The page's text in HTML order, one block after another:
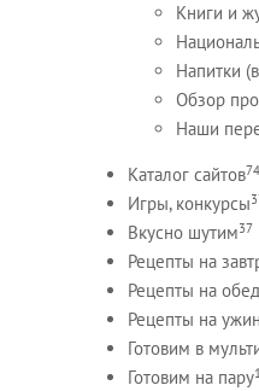
Книги и
Напитки
Обзор
Наши
Каталог сайтов74
Игры, конкурсы
Вкусно шутим37
Рецепты на
Рецепты на обед
Рецепты на ужин
Готовим в
Готовим на пару